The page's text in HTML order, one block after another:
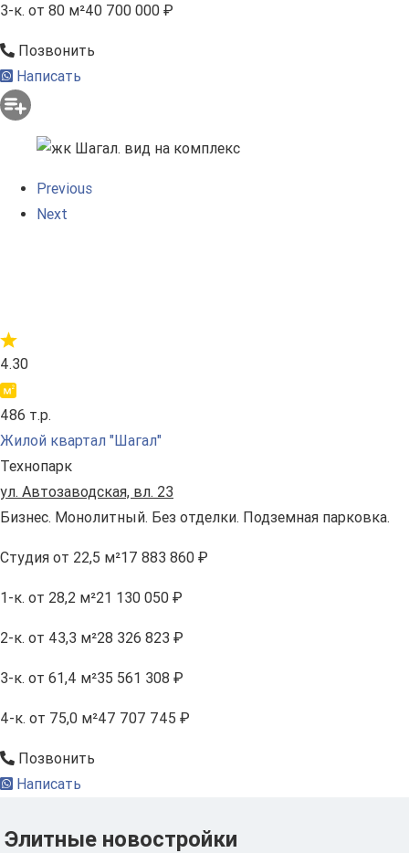
3-к. от 80 м²40 700 000 ₽
Позвонить
Написать
Previous
Next
4.30
486 т.р.
Жилой квартал "Шагал"
Технопарк
ул. Автозаводская, вл. 23
Бизнес. Монолитный. Без отделки. Подземная парковка.
Студия от 22,5 м²17 883 860 ₽
1-к. от 28,2 м²21 130 050 ₽
2-к. от 43,3 м²28 326 823 ₽
3-к. от 61,4 м²35 561 308 ₽
4-к. от 75,0 м²47 707 745 ₽
Позвонить
Написать
Элитные новостройки